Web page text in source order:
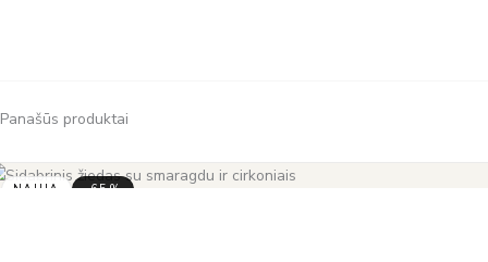
Panašūs produktai
NAUJA -65%